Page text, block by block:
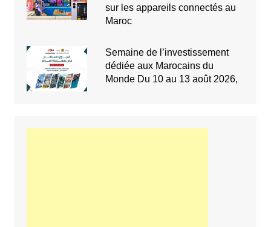
sur les appareils connectés au
Maroc
Semaine de l’investissement
dédiée aux Marocains du
Monde Du 10 au 13 août 2026,